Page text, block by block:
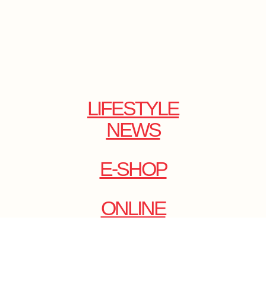
LIFESTYLE
NEWS
E-SHOP
ONLINE